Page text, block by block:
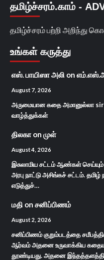
தமிழ்ச்சரம்.காம் -
தமிழ்ச்சரம் பற்றி அறிந்து
உங்கள் கருத்து
எஸ். பாயிஸா அலி on
August 7, 2026
அருமையான கதை அமானுல்லா
வாழ்த்துக்கள்
திலகா on முள்
August 4, 2026
இசுலாமிய சட்டம் ஆண்கள்
அரபு நாட்டு அசிங்கச் சட்டம். தமிழ்
எடுத்துச்…
மதி on சனிப்பிணம்
August 2, 2026
சனிப்பிணம் குறும்படத்தை
ஆர்வம் அதனை உருவாக்கிய
தூண்டியது. அதனை